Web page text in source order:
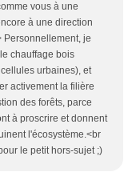
vous à une
à une direction
Personnellement, je
chauffage bois
urbaines), et
activement la filière
des forêts, parce
à proscrire et donnent
l'écosystème.<br
le petit hors-sujet ;)